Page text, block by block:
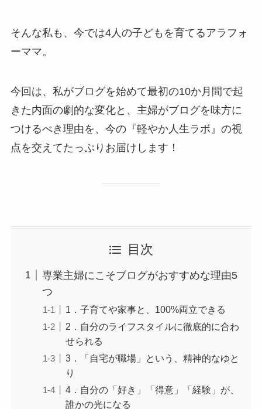
そんな私も、今では4人の子どもを育てるアラフォ
ーママ。
今回は、私がブログを始めて最初の10か月間で起
きた内面の劇的な変化と、主婦がブログを味方に
つけるべき理由を、今の『軽やか人生ラボ』の視
点を交えてたっぷりお届けします！
目次
専業主婦にこそブログがおすすめな理由5
つ
1．子育てや家事と、100%両立できる
2．自分のライフスタイルに徹底的に合わ
せられる
3．「自宅が職場」という、精神的なゆと
り
4．自分の「好き」「得意」「経験」が、
誰かの光になる